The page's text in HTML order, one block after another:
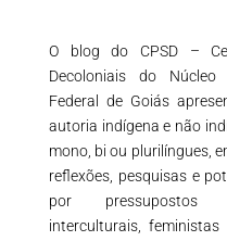
O blog do CPSD –
Decoloniais do Núcleo
Federal de Goiás
autoria indígena e não
mono, bi ou plurilíngues,
reflexões, pesquisas e
por pressupostos
interculturais,